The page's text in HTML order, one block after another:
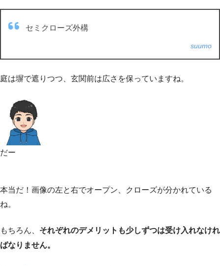
セミクローズ外構
suumo
庭は塀で遮りつつ、玄関前は広さを保っていますね。
だー
本当だ！画像の左と右でオープン、クローズが分かれている
ね。
もちろん、 それぞれのデメリットも少しずつは受け入れなけれ
ばなりません。